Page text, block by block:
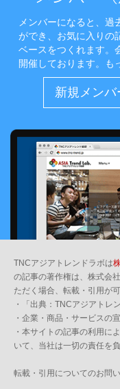
メンバーになると、過
ができ、お気に入りの
ベースをつくれます。
開催しております。
も
新規メンバ
TNCアジアトレンドラボは
の記事の著作権は、株式会
ただく場合、転載・引用が可
・「出典：TNCアジアトレ
・企業・商品・サービスの
・本サイトの記事の利用に
いて、当社は一切の責任を負
転載・引用についてのお問